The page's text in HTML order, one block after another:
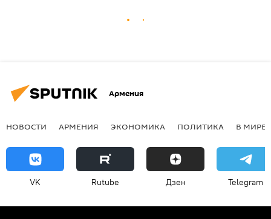
Армения
НОВОСТИ АРМЕНИЯ ЭКОНОМИКА ПОЛИТИКА В МИРЕ
VK Rutube Дзен Telegram